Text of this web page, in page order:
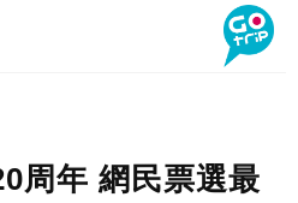
周年 網民票選最